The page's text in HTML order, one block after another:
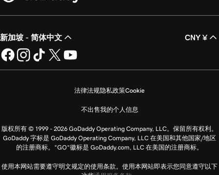
新加坡 - 简体中文 CNY ¥
法律法规隐私政策Cookie
不出售我的个人信息
版权所有 © 1999 - 2026 GoDaddy Operating Company, LLC。保留所有权利。
GoDaddy 字标是 GoDaddy Operating Company, LLC 在美国和其他国家/地区
的注册商标。“GO”徽标是 GoDaddy.com, LLC 在美国的注册商标。
使用本网站需要遵守明文规定的使用条款。使用本网站即表示您同意遵守以下